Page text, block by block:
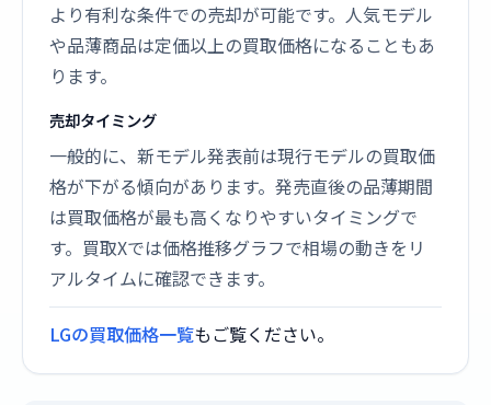
より有利な条件での売却が可能です。人気モデル
や品薄商品は定価以上の買取価格になることもあ
ります。
売却タイミング
一般的に、新モデル発表前は現行モデルの買取価
格が下がる傾向があります。発売直後の品薄期間
は買取価格が最も高くなりやすいタイミングで
す。買取Xでは価格推移グラフで相場の動きをリ
アルタイムに確認できます。
LGの買取価格一覧もご覧ください。